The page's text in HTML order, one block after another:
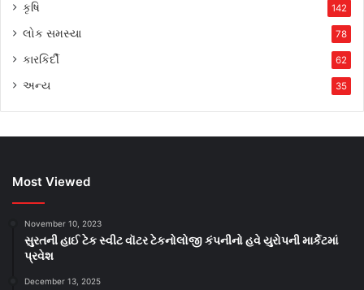
કૃષિ 142
લોક સમસ્યા 78
કારકિર્દી 62
અન્ય 35
Most Viewed
November 10, 2023
સુરતની હાઈ ટેક સ્વીટ વૉટર ટેકનોલોજી કંપનીનો હવે યુરોપની માર્કેટમાં
પ્રવેશ
December 13, 2025